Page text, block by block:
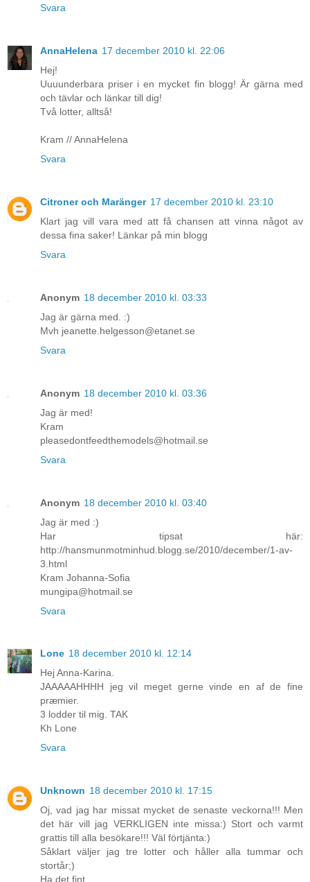
Svara
AnnaHelena 17 december 2010 kl. 22:06
Hej!
Uuuunderbara priser i en mycket fin blogg! Är gärna med
och tävlar och länkar till dig!
Två lotter, alltså!
Kram // AnnaHelena
Svara
Citroner och Maränger 17 december 2010 kl. 23:10
Klart jag vill vara med att få chansen att vinna något av
dessa fina saker! Länkar på min blogg
Svara
Anonym 18 december 2010 kl. 03:33
Jag är gärna med. :)
Mvh jeanette.helgesson@etanet.se
Svara
Anonym 18 december 2010 kl. 03:36
Jag är med!
Kram
pleasedontfeedthemodels@hotmail.se
Svara
Anonym 18 december 2010 kl. 03:40
Jag är med :)
Har tipsat här:
http://hansmunmotminhud.blogg.se/2010/december/1-av-
3.html
Kram Johanna-Sofia
mungipa@hotmail.se
Svara
Lone 18 december 2010 kl. 12:14
Hej Anna-Karina.
JAAAAAHHHH jeg vil meget gerne vinde en af de fine
præmier.
3 lodder til mig. TAK
Kh Lone
Svara
Unknown 18 december 2010 kl. 17:15
Oj, vad jag har missat mycket de senaste veckorna!!! Men
det här vill jag VERKLIGEN inte missa:) Stort och varmt
grattis till alla besökare!!! Väl förtjänta:)
Såklart väljer jag tre lotter och håller alla tummar och
stortår;)
Ha det fint,